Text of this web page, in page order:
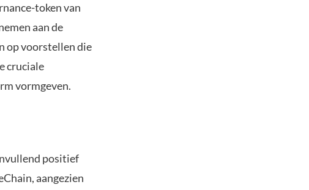
token van
aan de
op voorstellen die
cruciale
vormgeven.
positief
aangezien